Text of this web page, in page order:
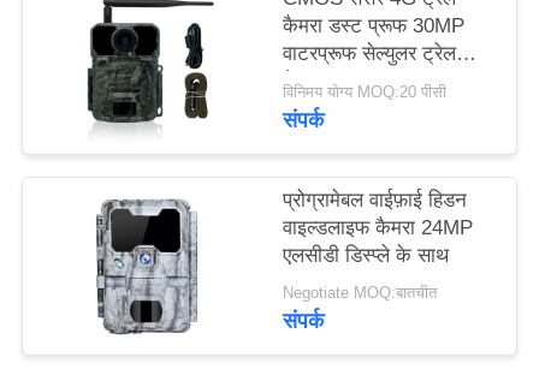
कैमरा डस्ट प्रूफ 30MP
वाटरप्रूफ सेल्युलर ट्रेल
कैमरा
विनिमय योग्य MOQ:20 पीसी
संपर्क
प्रोग्रामेबल वाईफ़ाई हिडन
वाइल्डलाइफ कैमरा 24MP
एलसीडी डिस्प्ले के साथ
Negotiate MOQ:बातचीत
संपर्क